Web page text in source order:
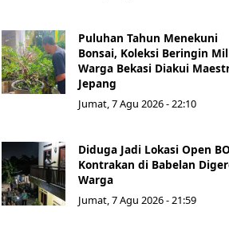
Puluhan Tahun Menekuni
Bonsai, Koleksi Beringin
Warga Bekasi Diakui
Jepang
Jumat, 7 Agu 2026 - 22:10
Diduga Jadi Lokasi Open
Kontrakan di Babelan
Warga
Jumat, 7 Agu 2026 - 21:59